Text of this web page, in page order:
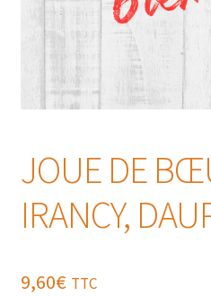
JOUE DE
IRANCY,
9,60€ TTC